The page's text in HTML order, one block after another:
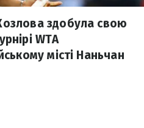
здобула свою
WTA
місті Наньчан